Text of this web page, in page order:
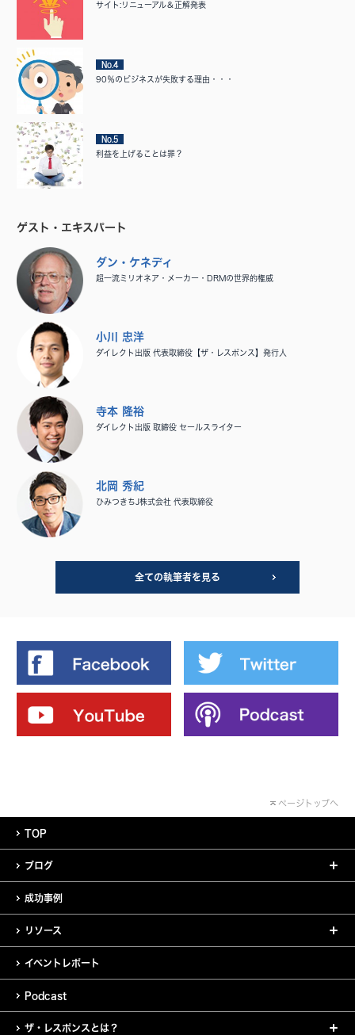
サイト:リニューアル＆正解発表
No.4
90％のビジネスが失敗する理由・・・
No.5
利益を上げることは罪？
ゲスト・エキスパート
ダン・ケネディ
超一流ミリオネア・メーカー・DRMの世界的権威
小川 忠洋
ダイレクト出版 代表取締役【ザ・レスポンス】発行人
寺本 隆裕
ダイレクト出版 取締役 セールスライター
北岡 秀紀
ひみつきちJ株式会社 代表取締役
全ての執筆者を見る
ページトップへ
TOP
ブログ
成功事例
リソース
イベントレポート
Podcast
ザ・レスポンスとは？